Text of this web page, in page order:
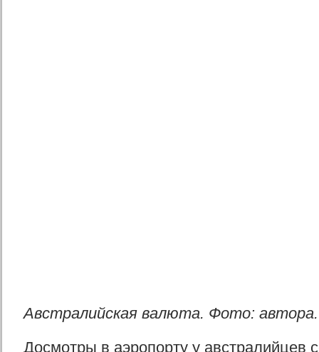
Австралийская валюта. Фото: автора.
Досмотры в аэропорту у австралийцев